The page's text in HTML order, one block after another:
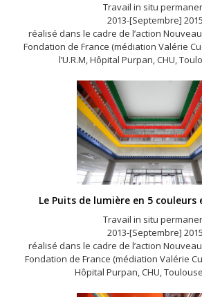
Travail in situ
2013-[Septembre] 2015
réalisé dans le cadre de l’action
Fondation de France (médiation Valérie
l’U.R.M, Hôpital Purpan, CHU,
Le Puits de lumière en 5 couleurs
Travail in situ
2013-[Septembre] 2015
réalisé dans le cadre de l’action
Fondation de France (médiation Valérie
Hôpital Purpan, CHU,